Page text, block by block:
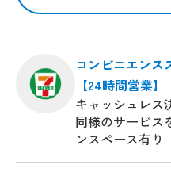
コンビニエンス
【24時間営業】
キャッシュレス
同様のサービス
ンスペース有り